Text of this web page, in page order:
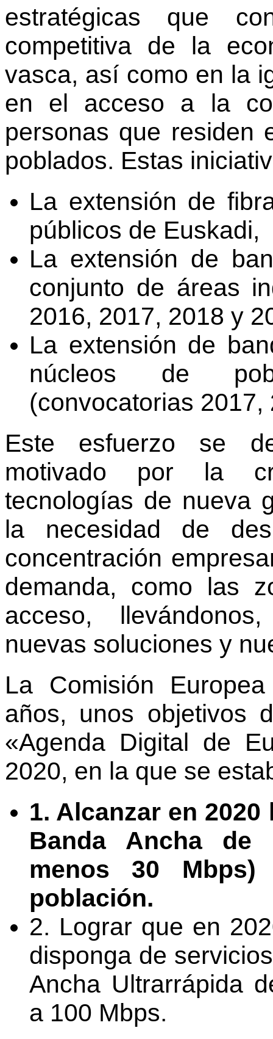
estratégicas que
competitiva de la
vasca, así como en la
en el acceso a la
personas que residen
poblados. Estas
La extensión de
públicos de Euskadi,
La extensión de
conjunto de áreas
2016, 2017, 2018 y
La extensión de
núcleos de
(convocatorias 2017,
Este esfuerzo se
motivado por la
tecnologías de nueva
la necesidad de
concentración
demanda, como las
acceso,
nuevas soluciones y
La Comisión
años, unos objetivos
«Agenda Digital de
2020, en la que se
1. Alcanzar en
Banda Ancha de
menos 30
población.
2. Lograr que en
disponga de
Ancha Ultrarrápida
a 100 Mbps.